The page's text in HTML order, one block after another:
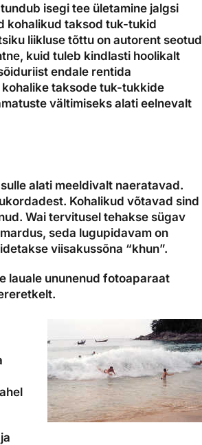
isegi tee ületamine jalgsi
kohalikud taksod tuk-tukid
liikluse tõttu on autorent seotud
kuid tuleb kindlasti hoolikalt
endale rentida
taksode tuk-tukkide
vältimiseks alati eelnevalt
alati meeldivalt naeratavad.
Kohalikud võtavad sind
Wai tervitusel tehakse sügav
seda lugupidavam on
viisakussõna “khun”.
lauale ununenud fotoaparaat